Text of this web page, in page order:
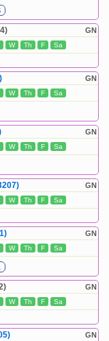
GN
W Th F Sa
GN
W Th F Sa
GN
W Th F Sa
GN
W Th F Sa
GN
W Th F Sa
GN
W Th F Sa
GN